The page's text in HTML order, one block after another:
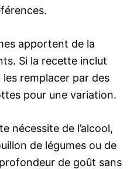
apportent de la
Si la recette inclut
remplacer par des
pour une variation.
nécessite de l’alcool,
de légumes ou de
de goût sans